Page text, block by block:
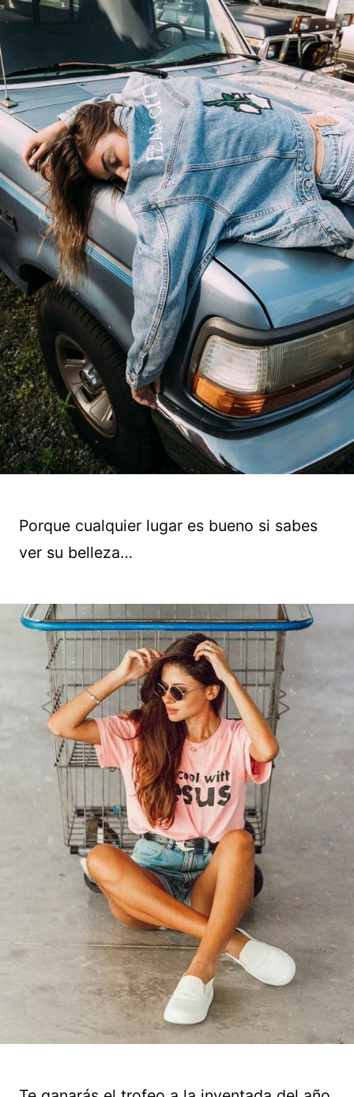
Porque cualquier lugar es bueno si sabes
ver su belleza…